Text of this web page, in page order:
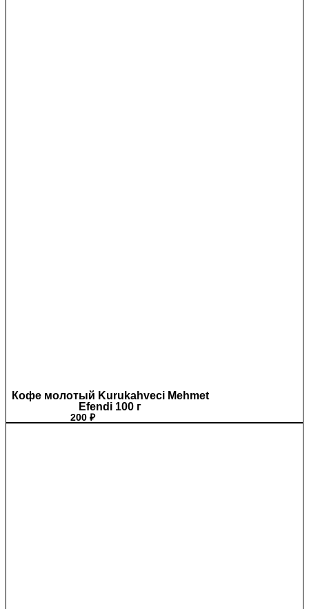
Кофе молотый Kurukahveci Mehmet
Efendi 100 г
200 ₽